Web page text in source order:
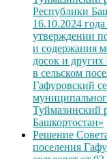
Республики
16.10.2024
утверждении
и содержания
досок и
в сельском
Гафуровский
Туймазинский
Башкортостан»
Решение
поселения